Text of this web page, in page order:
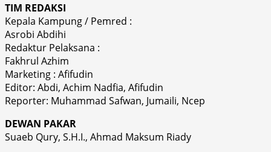
TIM REDAKSI
Kepala Kampung / Pemred :
Asrobi Abdihi
Redaktur Pelaksana :
Fakhrul Azhim
Marketing : Afifudin
Editor: Abdi, Achim Nadfia, Afifudin
Reporter: Muhammad Safwan, Jumaili, Ncep
DEWAN PAKAR
Suaeb Qury, S.H.I., Ahmad Maksum Riady